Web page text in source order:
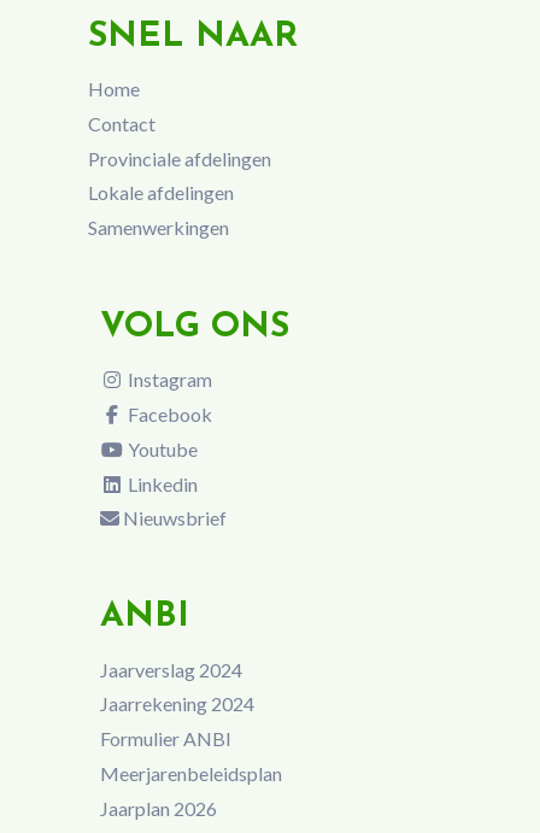
SNEL NAAR
Home
Contact
Provinciale afdelingen
Lokale afdelingen
Samenwerkingen
VOLG ONS
Instagram
Facebook
Youtube
Linkedin
Nieuwsbrief
ANBI
Jaarverslag 2024
Jaarrekening 2024
Formulier ANBI
Meerjarenbeleidsplan
Jaarplan 2026